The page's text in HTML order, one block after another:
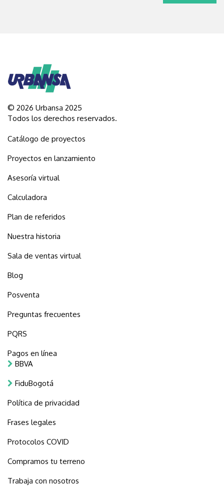
© 2026 Urbansa 2025
Todos los derechos reservados.
Catálogo de proyectos
Proyectos en lanzamiento
Asesoría virtual
Calculadora
Plan de referidos
Nuestra historia
Sala de ventas virtual
Blog
Posventa
Preguntas frecuentes
PQRS
Pagos en línea
BBVA
FiduBogotá
Política de privacidad
Frases legales
Protocolos COVID
Compramos tu terreno
Trabaja con nosotros